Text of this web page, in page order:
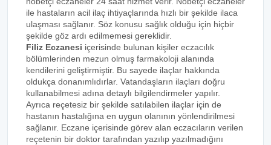
ile hastaların acil ilaç ihtiyaçlarında hızlı bir şekilde ilaca
ulaşması sağlanır. Söz konusu sağlık olduğu için hiçbir
şekilde göz ardı edilmemesi gereklidir.
Filiz Eczanesi içerisinde bulunan kişiler eczacılık
bölümlerinden mezun olmuş farmakoloji alanında
kendilerini geliştirmiştir. Bu sayede ilaçlar hakkında
oldukça donanımlıdırlar. Vatandaşların ilaçları doğru
kullanabilmesi adına detaylı bilgilendirmeler yapılır.
Ayrıca reçetesiz bir şekilde satılabilen ilaçlar için de
hastanın hastalığına en uygun olanının yönlendirilmesi
sağlanır. Eczane içerisinde görev alan eczacıların verilen
reçetenin bir doktor tarafından yazılıp yazılmadığını